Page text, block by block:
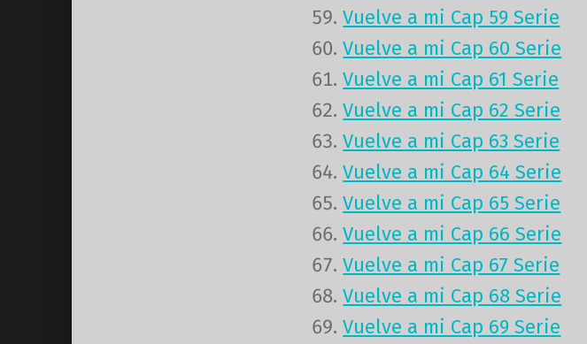
Vuelve a mi Cap 59 Serie
Vuelve a mi Cap 60 Serie
Vuelve a mi Cap 61 Serie
Vuelve a mi Cap 62 Serie
Vuelve a mi Cap 63 Serie
Vuelve a mi Cap 64 Serie
Vuelve a mi Cap 65 Serie
Vuelve a mi Cap 66 Serie
Vuelve a mi Cap 67 Serie
Vuelve a mi Cap 68 Serie
Vuelve a mi Cap 69 Serie